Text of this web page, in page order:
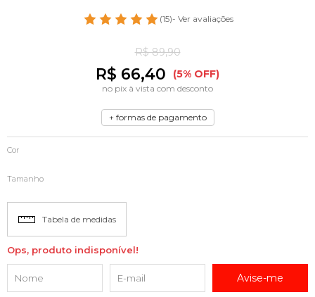
(15)- Ver avaliações
R$ 89,90
R$ 66,40 (5% OFF)
no pix à vista com desconto
+ formas de pagamento
Cor
Tamanho
Tabela de medidas
Ops, produto indisponível!
Avise-me